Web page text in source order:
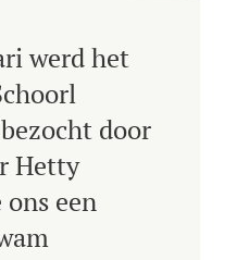
werd het
door
Hetty
een